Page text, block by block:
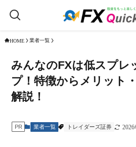
HOME 業者一覧
みんなのFXは低スプレ
プ！特徴からメリット
解説！
PR 業者一覧 トレイダーズ証券 2026